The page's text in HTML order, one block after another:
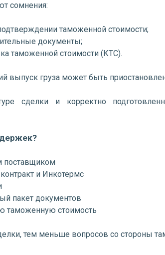
сомнения:
таможенной стоимости;
документы;
таможенной стоимости (КТС).
выпуск груза может быть
сделки и корректно
поставщиком
и Инкотермс
пакет документов
таможенную стоимость
тем меньше вопросов со стороны